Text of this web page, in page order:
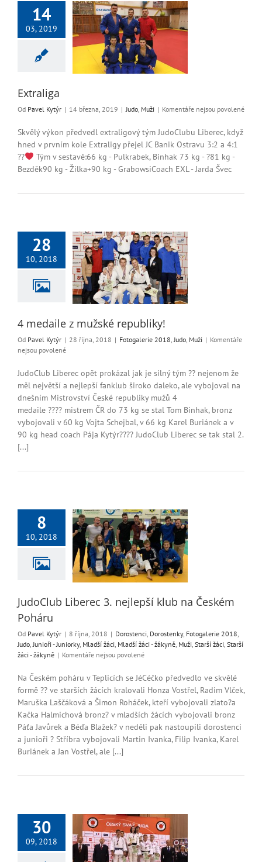
14
03, 2019
Extraliga
Od Pavel Kytýr | 14 března, 2019 | Judo, Muži | Komentáře nejsou povolenéu
Skvělý výkon předvedl extraligový tým JudoClubu Liberec, když
hned v prvním kole Extraligy přejel JC Banik Ostravu 3:2 a 4:1
??
Tým v sestavě:66 kg - Pulkrabek, Binhak 73 kg - ?81 kg -
Bezděk90 kg - Žilka+90 kg - GrabowsiCoach EXL - Jarda Švec
28
10, 2018
z mužské
Judo Muži
4 medaile z mužské republiky!
Od Pavel Kytýr | 28 října, 2018 | Fotogalerie 2018,Judo, Muži | Komentáře
nejsou povolenéu
s
názvem
medaile
z
mužské
republiky!
JudoClub Liberec opět prokázal jak je silný tým ?? nejenom že
měl největší a nejlepší fanklub široko daleko, ale vybojoval na
dnešním Mistrovství České republiky mužů 4
medaile ???? mistrem ČR do 73 kg se stal Tom Binhak, bronz
vybojovali v 60 kg Vojta Schejbal, v 66 kg Karel Buriánek a v
90 kg head coach Pája Kytýr???? JudoClub Liberec se tak stal 2.
[...]
8
10, 2018
Liberec 3.
na Českém
Poháru
Dorostenky
Judo Junioři -
žáci - žákyně
JudoClub Liberec 3. nejlepší klub na Českém
Poháru
Od Pavel Kytýr | 8 října, 2018 | Dorostenci Dorostenky, Fotogalerie 2018
Judo Junioři - Juniorky, Mladší žáci Mladší žáci - žákyně Muži Starší žáci Starší
žáci - žákyně | Komentáře nejsou povolenéu
s
názvem
JudoClub
Liberec
3.
nejlepší
klub
Na Českém poháru v Teplicích se JéCéčko předvedlo ve skvělé
formě ?? ve starších žácích kralovali Honza Vostřel, Radim Vlček,
Maruška Laščáková a Šimon Roháček, kteří vybojovali zlato?a
Kačka Halmichová bronz? v mladších žácích vybojovali bronz
Páťa Javůrek a Béďa Blažek? v neděli pak nastoupili dorostenci
a junioři ? Stříbra vybojovali Martin Ivanka, Filip Ivanka, Karel
Buriánek a Jan Vostřel, ale [...]
30
09, 2018